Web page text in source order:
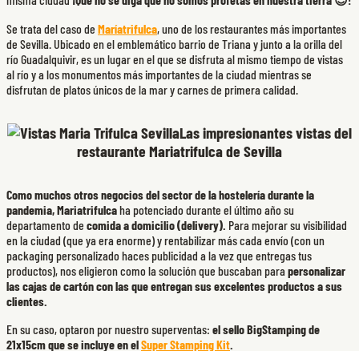
Se trata del caso de Maríatrifulca, uno de los restaurantes más importantes
de Sevilla. Ubicado en el emblemático barrio de Triana y junto a la orilla del
río Guadalquivir, es un lugar en el que se disfruta al mismo tiempo de vistas
al río y a los monumentos más importantes de la ciudad mientras se
disfrutan de platos únicos de la mar y carnes de primera calidad.
Las impresionantes vistas del
restaurante Mariatrifulca de Sevilla
Como muchos otros negocios del sector de la hostelería durante la
pandemia, Mariatrifulcaha potenciado durante el último año su
departamento de comida a domicilio (delivery). Para mejorar su visibilidad
en la ciudad (que ya era enorme) y rentabilizar más cada envío (con un
packaging personalizado haces publicidad a la vez que entregas tus
productos), nos eligieron como la solución que buscaban parapersonalizar
las cajas de cartón con las que entregan sus excelentes productos a sus
clientes.
En su caso, optaron por nuestro superventas: el sello BigStamping de
21x15cm que se incluye en elSuper Stamping Kit.